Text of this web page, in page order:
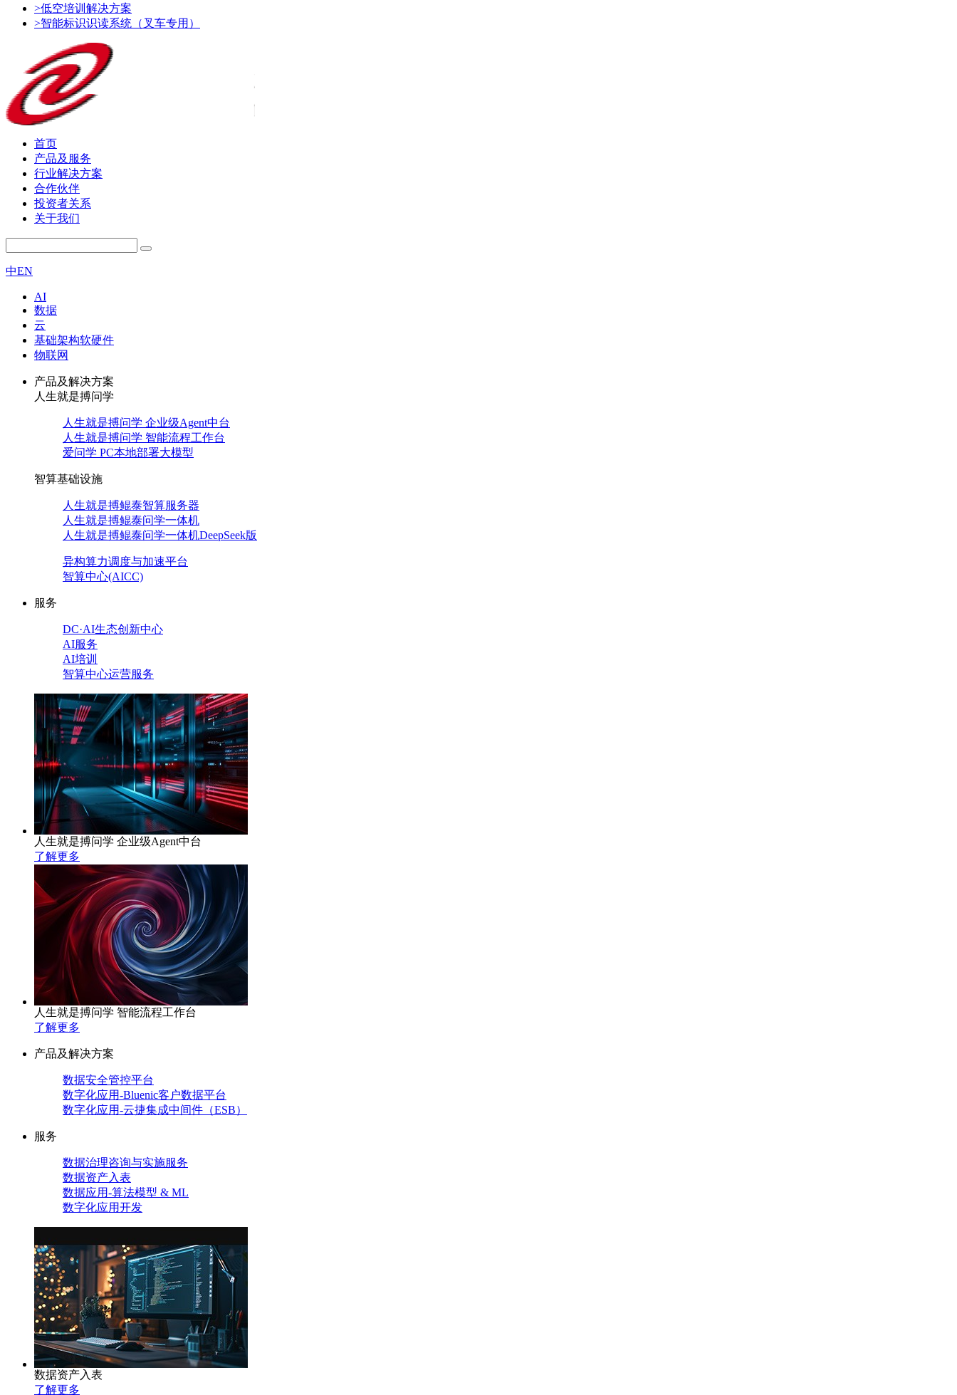
>低空培训解决方案
>智能标识识读系统（叉车专用）
首页
产品及服务
行业解决方案
合作伙伴
投资者关系
关于我们
中EN
AI
数据
云
基础架构软硬件
物联网
产品及解决方案
人生就是搏问学
人生就是搏问学 企业级Agent中台
人生就是搏问学 智能流程工作台
爱问学 PC本地部署大模型
智算基础设施
人生就是搏鲲泰智算服务器
人生就是搏鲲泰问学一体机
人生就是搏鲲泰问学一体机DeepSeek版
异构算力调度与加速平台
智算中心(AICC)
服务
DC·AI生态创新中心
AI服务
AI培训
智算中心运营服务
人生就是搏问学 企业级Agent中台
了解更多
人生就是搏问学 智能流程工作台
了解更多
产品及解决方案
数据安全管控平台
数字化应用-Bluenic客户数据平台
数字化应用-云捷集成中间件（ESB）
服务
数据治理咨询与实施服务
数据资产入表
数据应用-算法模型 & ML
数字化应用开发
数据资产入表
了解更多